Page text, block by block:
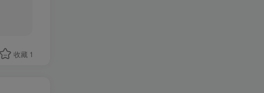
收藏 1